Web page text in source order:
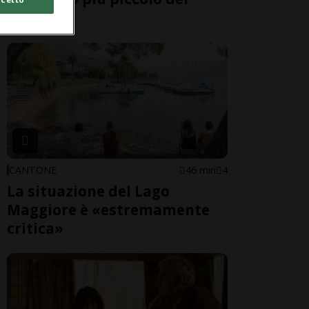
mondo
CANTONE 46 min 4
La situazione del Lago
Maggiore è «estremamente
critica»